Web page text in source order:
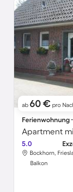
ab 60 € pro
Ferienwohnung
5.0
Bockhorn,
Balkon